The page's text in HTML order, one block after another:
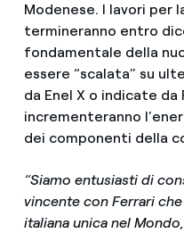
Modenese. I lavori per
termineranno entro
fondamentale della
essere “scalata” su
da Enel X o indicate da
incrementeranno
dei componenti della
“Siamo entusiasti di
vincente con Ferrari
italiana unica nel